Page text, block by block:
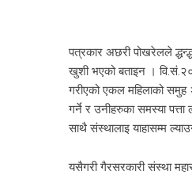
पत्रकार अछरी पोखरेलले
खुशी भएको बताइन ।
गरीएको एकल महिलाको
गर्ने र उनीहरुका समस्या
साथै संस्थालाइ याहासम्म
यसैगरी गैरसरकारी संस्था